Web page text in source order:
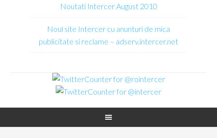
Noutati Intercer August 2010
Noul site Intercer cu anunturi de mica
publicitate si reclame – adserv.intercer.net